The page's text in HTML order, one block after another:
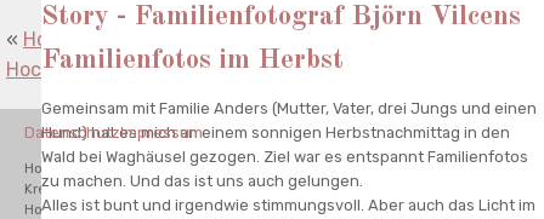
Story - Familienfotograf Björn Vilcens
Familienfotos im Herbst
Gemeinsam mit Familie Anders (Mutter, Vater, drei Jungs und einen
Hund) hat es mich an einem sonnigen Herbstnachmittag in den
Wald bei Waghäusel gezogen. Ziel war es entspannt Familienfotos
zu machen. Und das ist uns auch gelungen.
Alles ist bunt und irgendwie stimmungsvoll. Aber auch das Licht im
« Hochzeitsfotograf Björn Vilcens - Wann sollen wir
Hochzeitsfotos machen
DatenschutzImpressum
Hochzeitsfotograf Waghäusel, Hochzeitsfotograf Bad
Kreuznach,Hochzeitsfotograf Karlsruhe,Hochzeitsfotograf Schwetzingen,
Hochzeitsfotograf Odenwald, Hochzeitsfotograf Mannheim,